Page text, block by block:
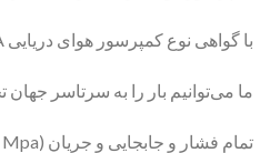
با گواهی نوع کمپرسور هوای دریایی CCS، BV، LR، RINA.
ما می‌توانیم بار را به سرتاسر جهان